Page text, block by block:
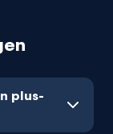
plus-